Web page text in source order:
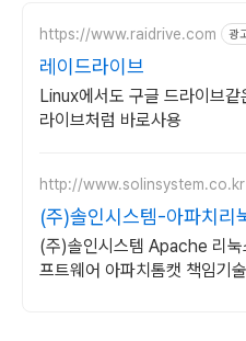
https://www.raidrive.com 광
레이드라이브
Linux에서도 구글 드라이브
라이브처럼 바로사용
http://www.solinsystem.co.kr
(주)솔인시스템-아파치리
상 기술지원 노하우
(주)솔인시스템 Apache 리눅
프트웨어 아파치톰캣 책임기